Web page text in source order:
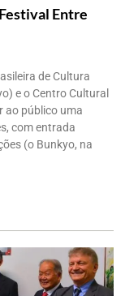
Entre
de Cultura
e o Centro Cultural
ao público uma
com entrada
(o Bunkyo, na